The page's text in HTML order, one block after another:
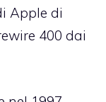
Apple di
400 dai